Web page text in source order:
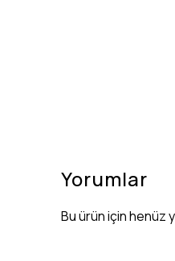
Yorumlar
Bu ürün için henüz